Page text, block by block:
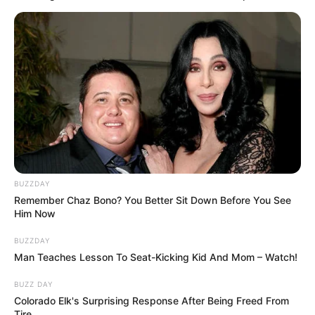
Schockwellen durchziehen die USA! McCarthy als
Vorsitzender des Repräsentantenhauses entthront:
Rebellen der Republikaner triumphieren - Hardliner
übernehmen das Ruder! Was bedeutet dieses politische
Beben für die USA und den Konflikt in der Ukraine? Das
Land scheint unweigerlich auf ein Chaos zuzust
READ MORE
BUZZDAY
Remember Chaz Bono? You Better Sit Down Before You See
Him Now
BUZZDAY
Man Teaches Lesson To Seat-Kicking Kid And Mom – Watch!
BUZZ DAY
Colorado Elk's Surprising Response After Being Freed From